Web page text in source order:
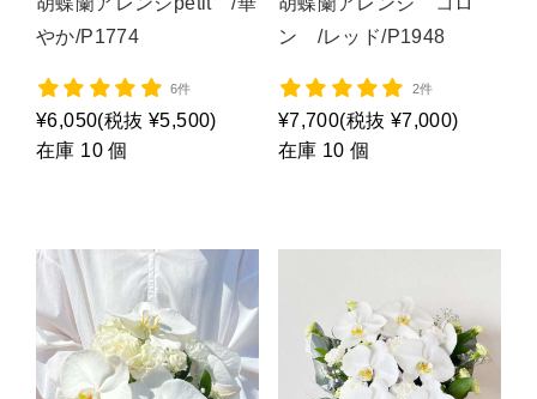
やか/P1774
6件
¥6,050(税抜 ¥5,500)
在庫 10 個
ン /レッド/P1948
2件
¥7,700(税抜 ¥7,000)
在庫 10 個